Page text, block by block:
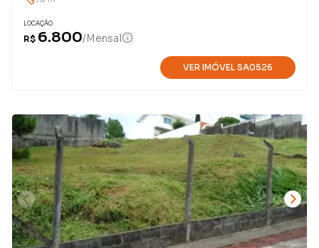
LOCAÇÃO
R$ 6.800/Mensal
VER IMÓVEL SA0526